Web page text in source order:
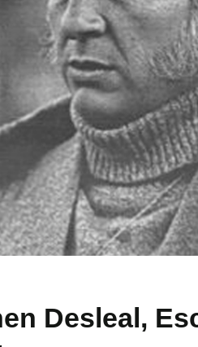
Desleal,